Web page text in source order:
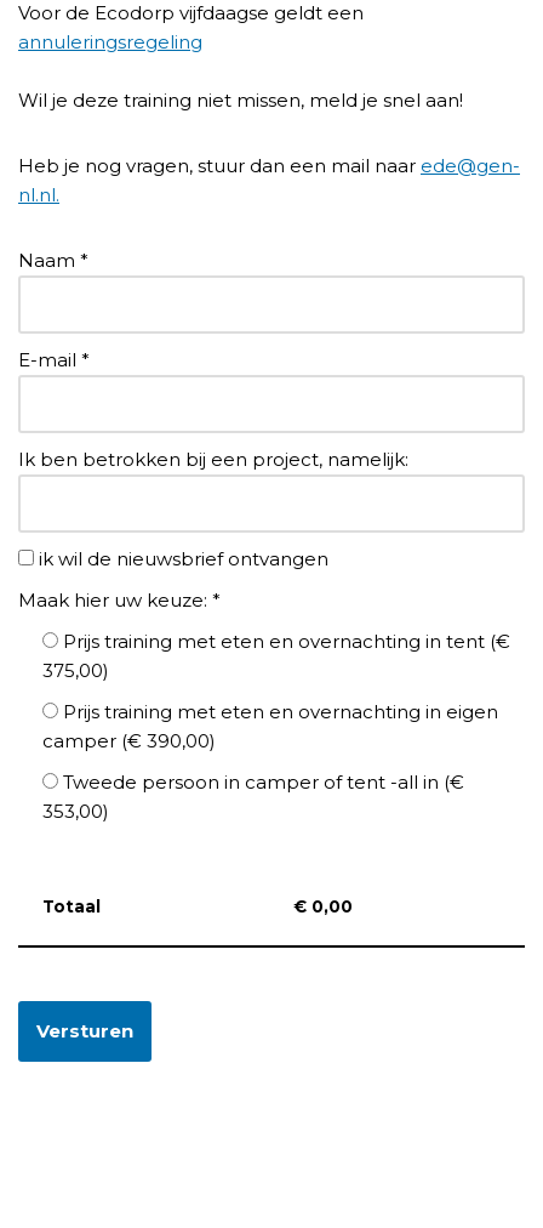
Voor de Ecodorp vijfdaagse geldt een
annuleringsregeling
Wil je deze training niet missen, meld je snel aan!
Heb je nog vragen, stuur dan een mail naar ede@gen-
nl.nl.
Naam *
E-mail *
Ik ben betrokken bij een project, namelijk:
ik wil de nieuwsbrief ontvangen
Maak hier uw keuze: *
Prijs training met eten en overnachting in tent (€
375,00)
Prijs training met eten en overnachting in eigen
camper (€ 390,00)
Tweede persoon in camper of tent -all in (€
353,00)
Totaal € 0,00
Versturen